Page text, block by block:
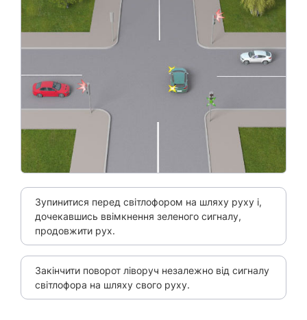
Зупинитися перед світлофором на шляху руху і,
дочекавшись ввімкнення зеленого сигналу,
продовжити рух.
Закінчити поворот ліворуч незалежно від сигналу
світлофора на шляху свого руху.